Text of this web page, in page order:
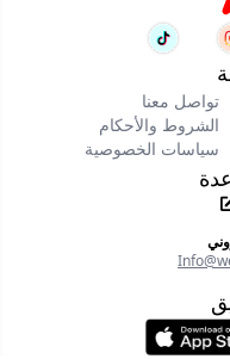
تواصل معنا
الشروط والأحكام
سياسات الخصوصية